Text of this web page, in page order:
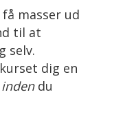
masser ud
til at
selv.
dig en
indendu